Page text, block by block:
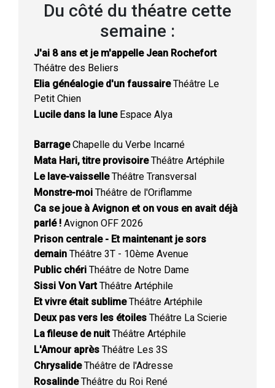
Du côté du théatre cette
semaine :
J'ai 8 ans et je m'appelle Jean Rochefort
Théâtre des Beliers
Elia généalogie d'un faussaireThéâtre Le
Petit Chien
Lucile dans la luneEspace Alya
BarrageChapelle du Verbe Incarné
Mata Hari, titre provisoireThéâtre Artéphile
Le lave-vaisselleThéâtre Transversal
Monstre-moi Théâtre de l'Oriflamme
Ca se joue à Avignon et on vous en avait déjà
parlé ! Avignon OFF 2026
Prison centrale - Et maintenant je sors
demain Théâtre 3T - 10ème Avenue
Public chéri Théâtre de Notre Dame
Sissi Von VartThéâtre Artéphile
Et vivre était sublimeThéâtre Artéphile
Deux pas vers les étoiles Théâtre La Scierie
La fileuse de nuitThéâtre Artéphile
L'Amour après Théâtre Les 3S
ChrysalideThéâtre de l'Adresse
RosalindeThéâtre du Roi René